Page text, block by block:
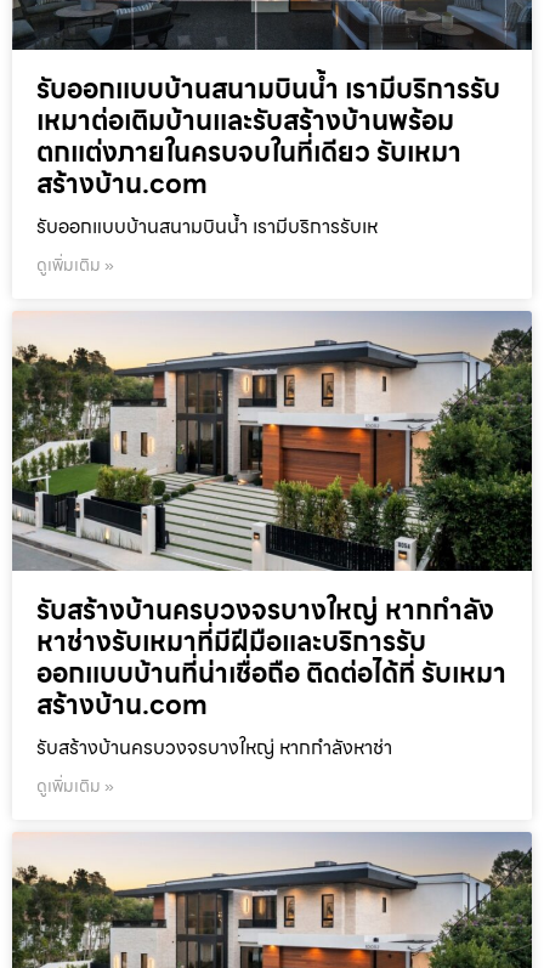
รับออกแบบบ้านสนามบินน้ำ เรามีบริการรับ
เหมาต่อเติมบ้านและรับสร้างบ้านพร้อม
ตกแต่งภายในครบจบในที่เดียว รับเหมา
สร้างบ้าน.com
รับออกแบบบ้านสนามบินน้ำ เรามีบริการรับเห
ดูเพิ่มเติม »
รับสร้างบ้านครบวงจรบางใหญ่ หากกำลัง
หาช่างรับเหมาที่มีฝีมือและบริการรับ
ออกแบบบ้านที่น่าเชื่อถือ ติดต่อได้ที่ รับเหมา
สร้างบ้าน.com
รับสร้างบ้านครบวงจรบางใหญ่ หากกำลังหาช่า
ดูเพิ่มเติม »